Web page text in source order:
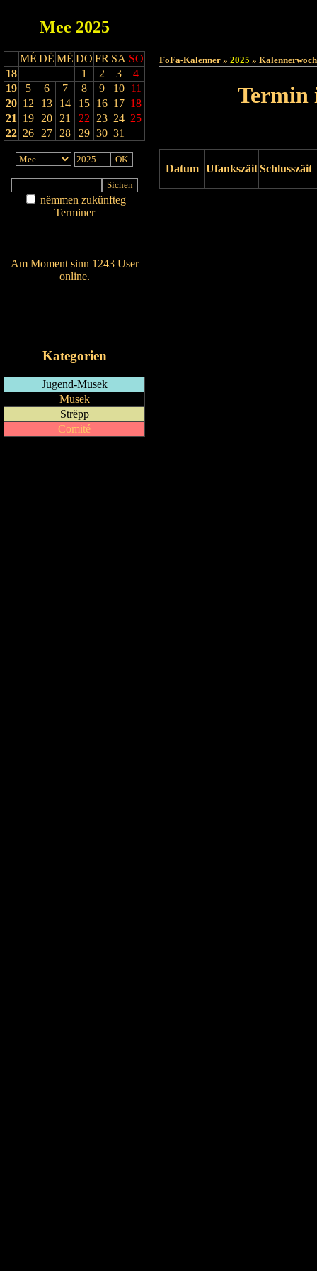
Mee 2025
MÉ DË MË DO FR SA SO
18
1 2 3
4
19
5 6 7 8 9 10
11
20 12 13 14 15 16 17 18
21
19 20 21 22 23 24 25
22 26 27 28 29 30 31
nëmmen zukünfteg
Terminer
Am Moment sinn 1243 User
online.
Kategorien
Jugend-Musek
Musek
Strëpp
Comité
FoFa-Kalenner » 2025 »
Termin
Datum UfankszäitSchlusszäit